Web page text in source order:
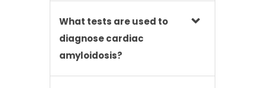
What tests are used to
diagnose cardiac
amyloidosis?